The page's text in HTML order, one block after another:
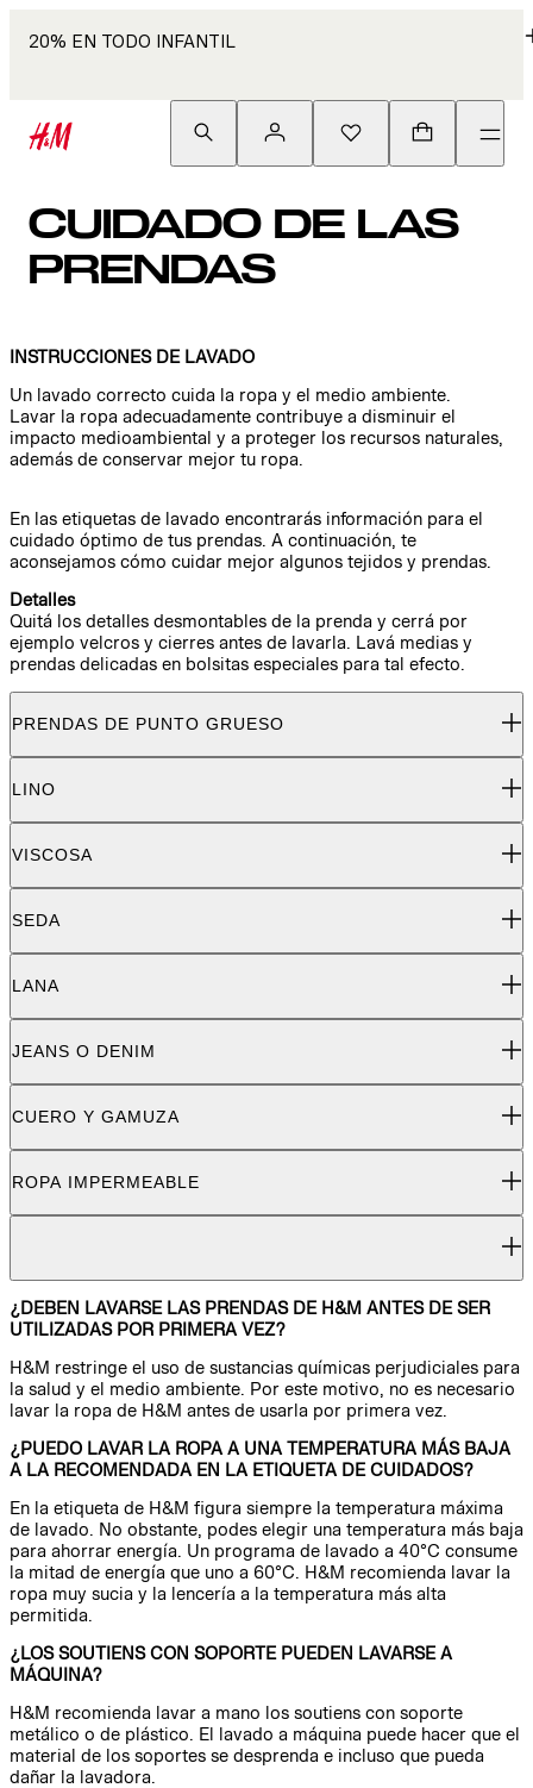
20% EN TODO INFANTIL
CUIDADO DE LAS
PRENDAS
INSTRUCCIONES DE LAVADO
Un lavado correcto cuida la ropa y el medio ambiente.
Lavar la ropa adecuadamente contribuye a disminuir el
impacto medioambiental y a proteger los recursos naturales,
además de conservar mejor tu ropa.
En las etiquetas de lavado encontrarás información para el
cuidado óptimo de tus prendas. A continuación, te
aconsejamos cómo cuidar mejor algunos tejidos y prendas.
Detalles
Quitá los detalles desmontables de la prenda y cerrá por
ejemplo velcros y cierres antes de lavarla. Lavá medias y
prendas delicadas en bolsitas especiales para tal efecto.
PRENDAS DE PUNTO GRUESO
LINO
VISCOSA
SEDA
LANA
JEANS O DENIM
CUERO Y GAMUZA
ROPA IMPERMEABLE
¿DEBEN LAVARSE LAS PRENDAS DE H&M ANTES DE SER
UTILIZADAS POR PRIMERA VEZ?
H&M restringe el uso de sustancias químicas perjudiciales para
la salud y el medio ambiente. Por este motivo, no es necesario
lavar la ropa de H&M antes de usarla por primera vez.
¿PUEDO LAVAR LA ROPA A UNA TEMPERATURA MÁS BAJA
A LA RECOMENDADA EN LA ETIQUETA DE CUIDADOS?
En la etiqueta de H&M figura siempre la temperatura máxima
de lavado. No obstante, podes elegir una temperatura más baja
para ahorrar energía. Un programa de lavado a 40°C consume
la mitad de energía que uno a 60°C. H&M recomienda lavar la
ropa muy sucia y la lencería a la temperatura más alta
permitida.
¿LOS SOUTIENS CON SOPORTE PUEDEN LAVARSE A
MÁQUINA?
H&M recomienda lavar a mano los soutiens con soporte
metálico o de plástico. El lavado a máquina puede hacer que el
material de los soportes se desprenda e incluso que pueda
dañar la lavadora.